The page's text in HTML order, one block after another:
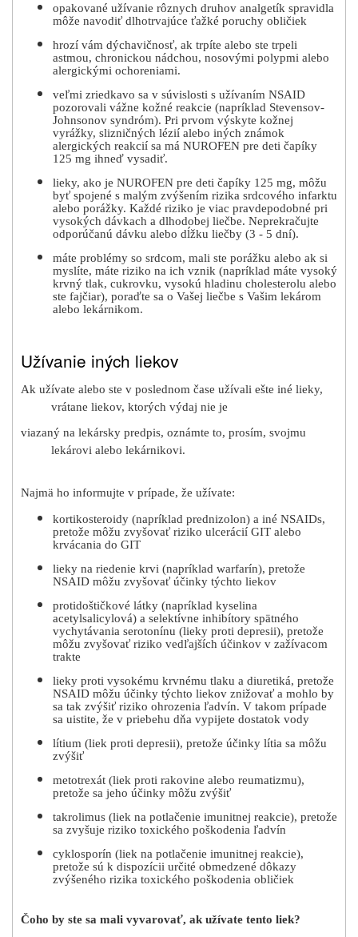
opakované užívanie rôznych druhov analgetík spravidla
môže navodiť dlhotrvajúce ťažké poruchy obličiek
hrozí vám dýchavičnosť, ak trpíte alebo ste trpeli
astmou, chronickou nádchou, nosovými polypmi alebo
alergickými ochoreniami.
veľmi zriedkavo sa v súvislosti s užívaním NSAID
pozorovali vážne kožné reakcie (napríklad Stevensov-
Johnsonov syndróm). Pri prvom výskyte kožnej
vyrážky, slizničných lézií alebo iných známok
alergických reakcií sa má NUROFEN pre deti čapíky
125 mg ihneď vysadiť.
lieky, ako je NUROFEN pre deti čapíky 125 mg, môžu
byť spojené s malým zvýšením rizika srdcového infarktu
alebo porážky. Každé riziko je viac pravdepodobné pri
vysokých dávkach a dlhodobej liečbe. Neprekračujte
odporúčanú dávku alebo dĺžku liečby (3 - 5 dní).
máte problémy so srdcom, mali ste porážku alebo ak si
myslíte, máte riziko na ich vznik (napríklad máte vysoký
krvný tlak, cukrovku, vysokú hladinu cholesterolu alebo
ste fajčiar), poraďte sa o Vašej liečbe s Vašim lekárom
alebo lekárnikom.
Užívanie iných liekov
Ak užívate alebo ste v poslednom čase užívali ešte iné lieky,
vrátane liekov, ktorých výdaj nie je
viazaný na lekársky predpis, oznámte to, prosím, svojmu
lekárovi alebo lekárnikovi.
Najmä ho informujte v prípade, že užívate:
kortikosteroidy (napríklad prednizolon) a iné NSAIDs,
pretože môžu zvyšovať riziko ulcerácií GIT alebo
krvácania do GIT
lieky na riedenie krvi (napríklad warfarín), pretože
NSAID môžu zvyšovať účinky týchto liekov
protidoštičkové látky (napríklad kyselina
acetylsalicylová) a selektívne inhibítory spätného
vychytávania serotonínu (lieky proti depresii), pretože
môžu zvyšovať riziko vedľajších účinkov v zažívacom
trakte
lieky proti vysokému krvnému tlaku a diuretiká, pretože
NSAID môžu účinky týchto liekov znižovať a mohlo by
sa tak zvýšiť riziko ohrozenia ľadvín. V takom prípade
sa uistite, že v priebehu dňa vypijete dostatok vody
lítium (liek proti depresii), pretože účinky lítia sa môžu
zvýšiť
metotrexát (liek proti rakovine alebo reumatizmu),
pretože sa jeho účinky môžu zvýšiť
takrolimus (liek na potlačenie imunitnej reakcie), pretože
sa zvyšuje riziko toxického poškodenia ľadvín
cyklosporín (liek na potlačenie imunitnej reakcie),
pretože sú k dispozícii určité obmedzené dôkazy
zvýšeného rizika toxického poškodenia obličiek
Čoho by ste sa mali vyvarovať, ak užívate tento liek?